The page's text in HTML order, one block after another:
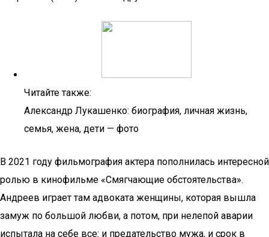
Читайте также:
Александр Лукашенко: биография, личная жизнь,
семья, жена, дети — фото
В 2021 году фильмография актера пополнилась интересной
ролью в кинофильме «Смягчающие обстоятельства».
Андреев играет там адвоката женщины, которая вышла
замуж по большой любви, а потом, при нелепой аварии
испытала на себе все: и предательство мужа, и срок в